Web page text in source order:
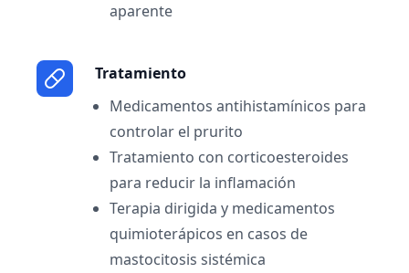
aparente
Tratamiento
Medicamentos antihistamínicos para
controlar el prurito
Tratamiento con corticoesteroides
para reducir la inflamación
Terapia dirigida y medicamentos
quimioterápicos en casos de
mastocitosis sistémica